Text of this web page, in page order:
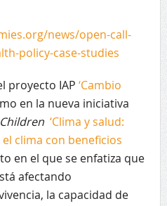
news/open-call-
policy-case-studies
proyecto IAP ‘Cambio
en la nueva iniciativa
‘Clima y salud:
clima con beneficios
en el que se enfatiza que
afectando
la capacidad de